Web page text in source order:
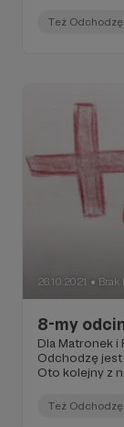
Też Odchodzę
26.10.2021 ● Brak
8-my
Dla Matronek
Odchodzę
Oto kolejny z
Też Odchodzę